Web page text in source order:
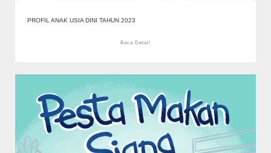
PROFIL ANAK USIA DINI TAHUN 2023
Baca Detail